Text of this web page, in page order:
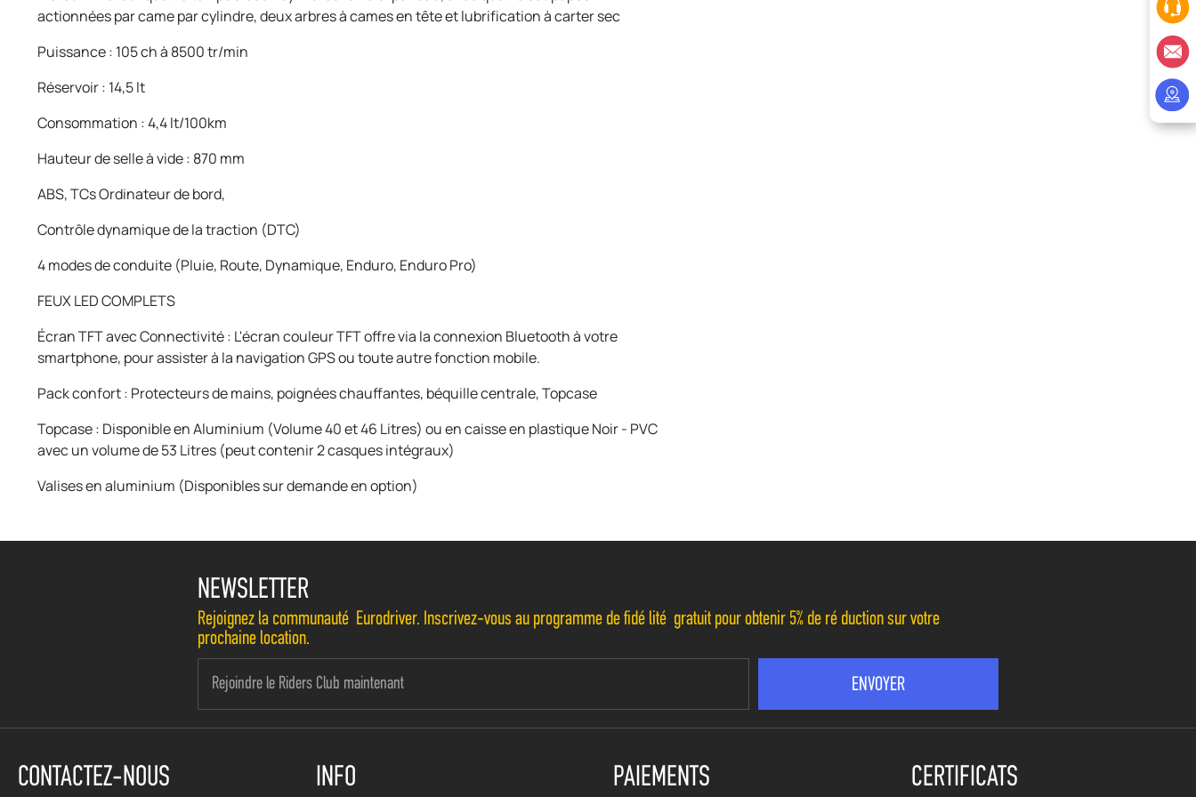
actionnées par came par cylindre, deux arbres à cames en tête et lubrification à carter sec
Puissance : 105 ch à 8500 tr/min
Réservoir : 14,5 lt
Consommation : 4,4 lt/100km
Hauteur de selle à vide : 870 mm
ABS, TCs Ordinateur de bord,
Contrôle dynamique de la traction (DTC)
4 modes de conduite (Pluie, Route, Dynamique, Enduro, Enduro Pro)
FEUX LED COMPLETS
Écran TFT avec Connectivité : L'écran couleur TFT offre via la connexion Bluetooth à votre
smartphone, pour assister à la navigation GPS ou toute autre fonction mobile.
Pack confort : Protecteurs de mains, poignées chauffantes, béquille centrale, Topcase
Topcase : Disponible en Aluminium (Volume 40 et 46 Litres) ou en caisse en plastique Noir - PVC
avec un volume de 53 Litres (peut contenir 2 casques intégraux)
Valises en aluminium (Disponibles sur demande en option)
NEWSLETTER
Rejoignez la communauté Eurodriver. Inscrivez-vous au programme de fidélité gratuit pour obtenir 5% de réduction sur votre
prochaine location.
CONTACTEZ-NOUS INFO PAIEMENTS CERTIFICATS